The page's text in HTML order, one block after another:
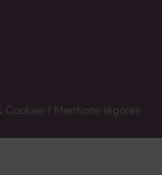
| Mentions légales